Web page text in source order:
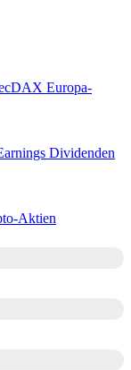
Europa-
Dividenden
Aktien